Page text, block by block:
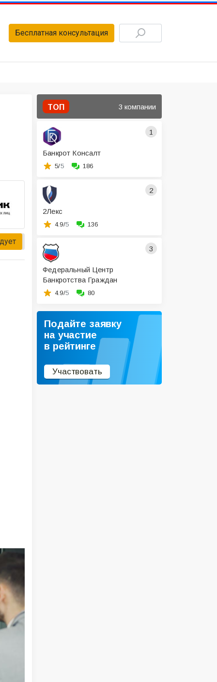
Бесплатная консультация
ТОП 3 компании
1
Банкрот Консалт
5/5 186
2
2Лекс
4.9/5 136
3
Федеральный Центр
Банкротства Граждан
4.9/5 80
Подайте заявку
на участие
в рейтинге
Участвовать